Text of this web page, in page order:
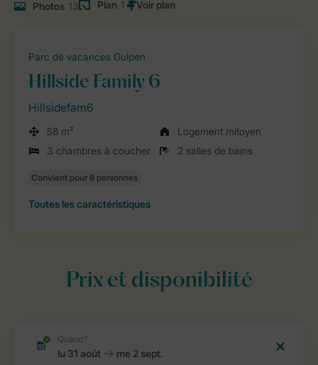
Photos 13 Plan 1
Parc de vacances Gulpen
Hillside Family 6
Hillsidefam6
58 m²
Logement mitoyen
3 chambres à coucher
2 salles de bains
Toutes les caractéristiques
Prix et disponibilité